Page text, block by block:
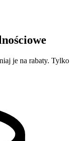
je na rabaty. Tylko